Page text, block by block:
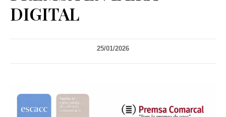
DIGITAL
25/01/2026